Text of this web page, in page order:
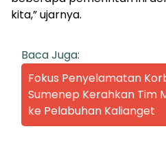
kita,” ujarnya.
Baca Juga:
Fokus Penyelamatan
Sumenep Kerahkan Tim
ke Pelabuhan Kalianget